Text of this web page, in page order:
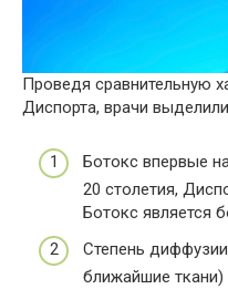
Проведя сравнительную
Диспорта, врачи
Ботокс впервые
20 столетия,
Ботокс является
Степень
ближайшие ткани)